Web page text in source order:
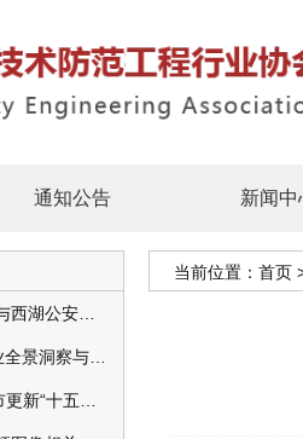
通知公告 新闻中
当前位置： 首页